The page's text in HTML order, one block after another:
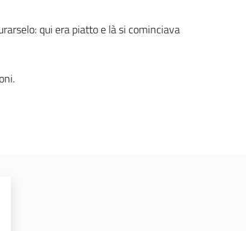
qui era piatto e là si cominciava